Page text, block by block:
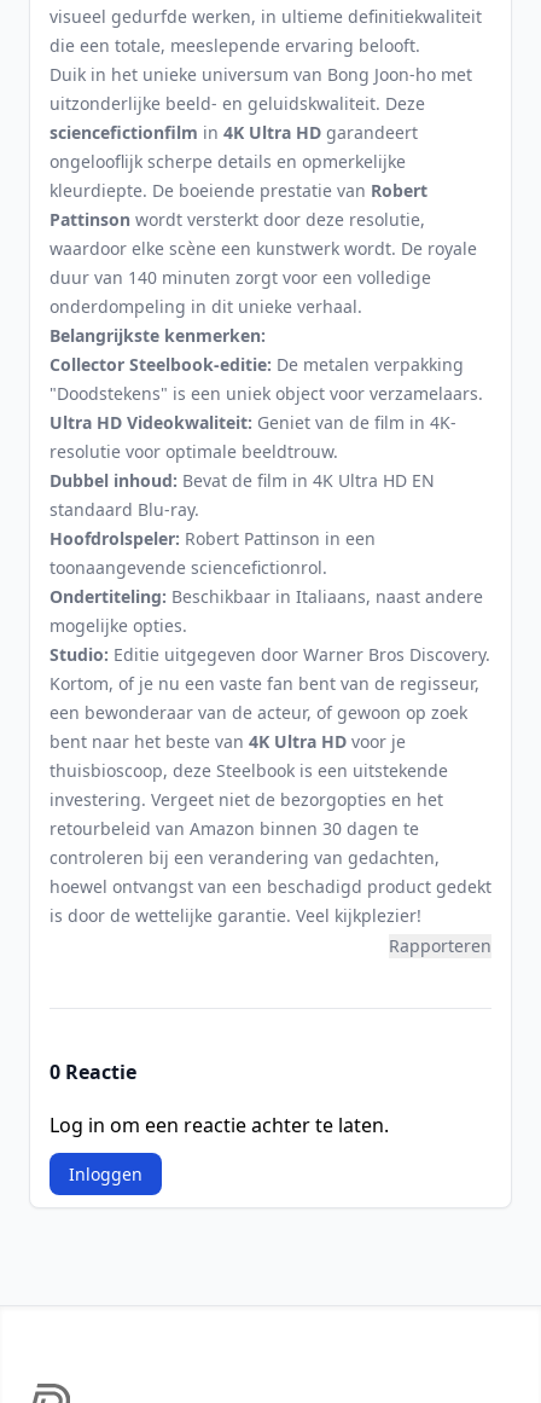
visueel gedurfde werken, in ultieme definitiekwaliteit
die een totale, meeslepende ervaring belooft.
Duik in het unieke universum van Bong Joon-ho met
uitzonderlijke beeld- en geluidskwaliteit. Deze
sciencefictionfilm in 4K Ultra HD garandeert
ongelooflijk scherpe details en opmerkelijke
kleurdiepte. De boeiende prestatie van Robert
Pattinson wordt versterkt door deze resolutie,
waardoor elke scène een kunstwerk wordt. De royale
duur van 140 minuten zorgt voor een volledige
onderdompeling in dit unieke verhaal.
Belangrijkste kenmerken:
Collector Steelbook-editie: De metalen verpakking
"Doodstekens" is een uniek object voor verzamelaars.
Ultra HD Videokwaliteit: Geniet van de film in 4K-
resolutie voor optimale beeldtrouw.
Dubbel inhoud: Bevat de film in 4K Ultra HD EN
standaard Blu-ray.
Hoofdrolspeler: Robert Pattinson in een
toonaangevende sciencefictionrol.
Ondertiteling: Beschikbaar in Italiaans, naast andere
mogelijke opties.
Studio: Editie uitgegeven door Warner Bros Discovery.
Kortom, of je nu een vaste fan bent van de regisseur,
een bewonderaar van de acteur, of gewoon op zoek
bent naar het beste van 4K Ultra HD voor je
thuisbioscoop, deze Steelbook is een uitstekende
investering. Vergeet niet de bezorgopties en het
retourbeleid van Amazon binnen 30 dagen te
controleren bij een verandering van gedachten,
hoewel ontvangst van een beschadigd product gedekt
is door de wettelijke garantie. Veel kijkplezier!
Rapporteren
0 Reactie
Log in om een reactie achter te laten.
Inloggen